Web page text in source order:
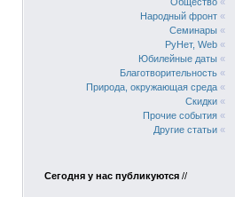
Народный фронт «
Семинары «
РуНет, Web «
Юбилейные даты «
Благотворительность «
Природа, окружающая среда «
Скидки «
Прочие события «
Другие статьи «
Сегодня у нас публикуются //